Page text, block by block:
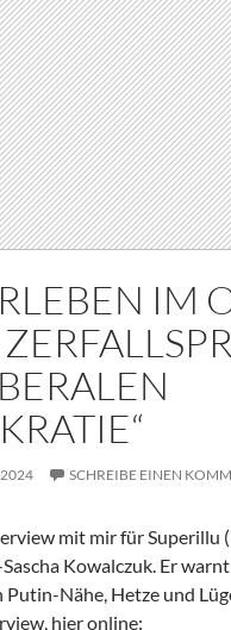
IM
SCHREIBE EINEN
mit mir für Superillu
Kowalczuk. Er
Nähe, Hetze und
hier online: